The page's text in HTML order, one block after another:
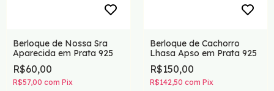
Berloque de Nossa Sra
Aparecida em Prata 925
R$60,00
R$57,00 com Pix
Berloque de Cachorro
Lhasa Apso em Prata 925
R$150,00
R$142,50 com Pix